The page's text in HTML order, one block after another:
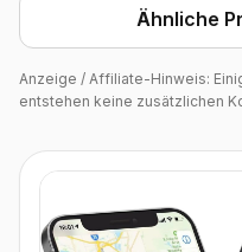
Ähnliche
Anzeige / Affiliate-Hinweis:
entstehen keine zusätzlichen